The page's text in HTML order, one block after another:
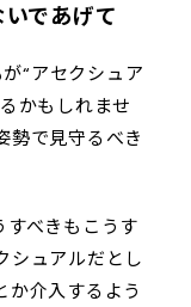
であげて
“アセクシュア
かもしれませ
勢で見守るべき
すべきもこうす
シュアルだとし
か介入するよう